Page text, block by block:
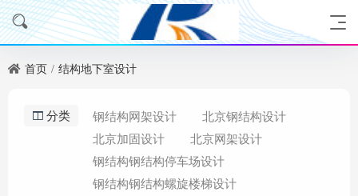
首页 结构地下室设计
分类 钢结构网架设计
北京钢结构设计
北京加固设计
北京网架设计
钢结构钢结构停车场设计
钢结构钢结构螺旋楼梯设计